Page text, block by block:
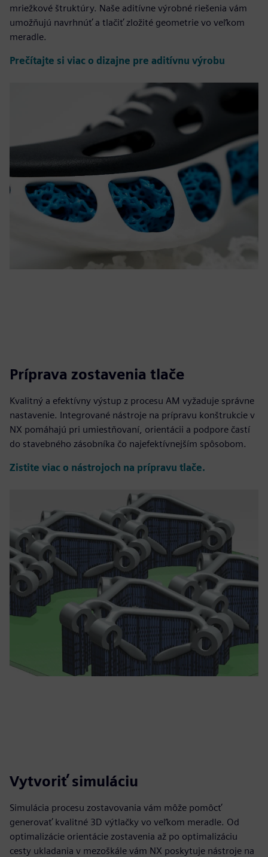
mriežkové štruktúry. Naše aditívne výrobné riešenia vám
umožňujú navrhnúť a tlačiť zložité geometrie vo veľkom
meradle.
Prečítajte si viac o dizajne pre aditívnu výrobu
Príprava zostavenia tlače
Kvalitný a efektívny výstup z procesu AM vyžaduje správne
nastavenie. Integrované nástroje na prípravu konštrukcie v
NX pomáhajú pri umiestňovaní, orientácii a podpore častí
do stavebného zásobníka čo najefektívnejším spôsobom.
Zistite viac o nástrojoch na prípravu tlače.
Vytvoriť simuláciu
Simulácia procesu zostavovania vám môže pomôcť
generovať kvalitné 3D výtlačky vo veľkom meradle. Od
optimalizácie orientácie zostavenia až po optimalizáciu
cesty ukladania v mezoškále vám NX poskytuje nástroje na